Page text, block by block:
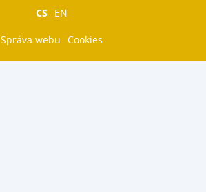
CS EN
Správa webu Cookies